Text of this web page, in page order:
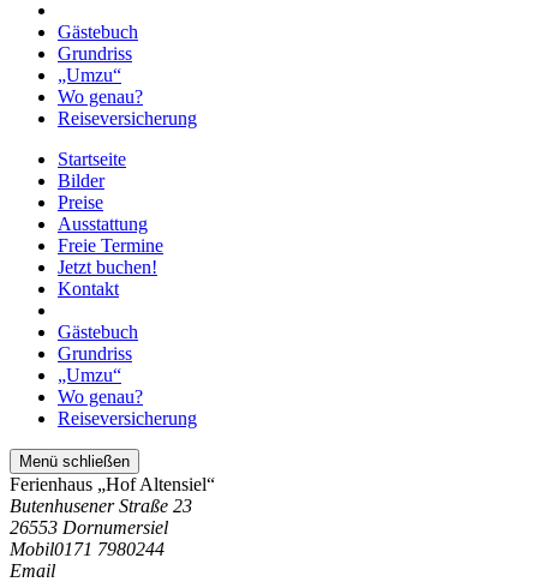
Gästebuch
Grundriss
„Umzu“
Wo genau?
Reiseversicherung
Startseite
Bilder
Preise
Ausstattung
Freie Termine
Jetzt buchen!
Kontakt
Gästebuch
Grundriss
„Umzu“
Wo genau?
Reiseversicherung
Menü schließen
Ferienhaus „Hof Altensiel“
Butenhusener Straße 23
26553 Dornumersiel
Mobil0171 7980244
Email